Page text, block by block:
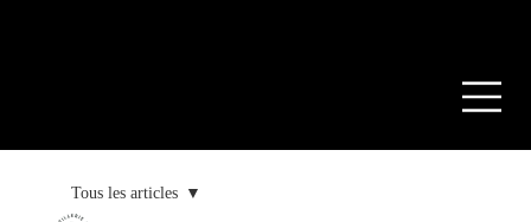
Tous les articles